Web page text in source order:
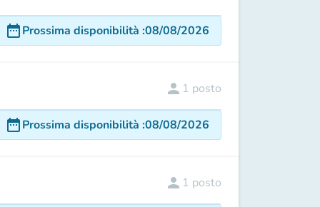
date_rangeProssima disponibilità :08/08/2026
person 1 posto
date_rangeProssima disponibilità :08/08/2026
person 1 posto